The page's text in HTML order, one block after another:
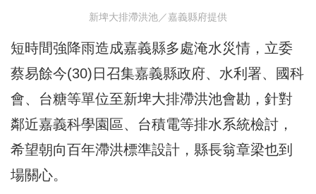
新埤大排滯洪池／嘉義縣府提供
短時間強降雨造成嘉義縣多處淹水災情，立委
蔡易餘今(30)日召集嘉義縣政府、水利署、國科
會、台糖等單位至新埤大排滯洪池會勘，針對
鄰近嘉義科學園區、台積電等排水系統檢討，
希望朝向百年滯洪標準設計，縣長翁章梁也到
場關心。